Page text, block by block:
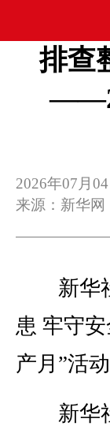
排查
2026年07月
来源：新华网
新华社
患 牢守
产月”活
新华社